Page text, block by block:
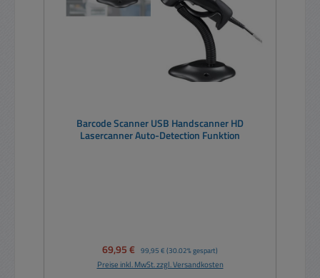
Barcode Scanner USB Handscanner HD
Lasercanner Auto-Detection Funktion
Verkaufspreis:
69,95 € Regulärer Preis:
99,95 € (30.02% gespart)
Preise inkl. MwSt. zzgl. Versandkosten